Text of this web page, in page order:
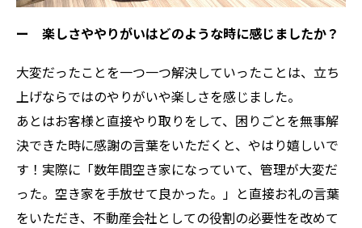
ー 楽しさややりがいはどのような時に感じましたか？
大変だったことを一つ一つ解決していったことは、立ち
上げならではのやりがいや楽しさを感じました。
あとはお客様と直接やり取りをして、困りごとを無事解
決できた時に感謝の言葉をいただくと、やはり嬉しいで
す！実際に「数年間空き家になっていて、管理が大変だ
った。空き家を手放せて良かった。」と直接お礼の言葉
をいただき、不動産会社としての役割の必要性を改めて